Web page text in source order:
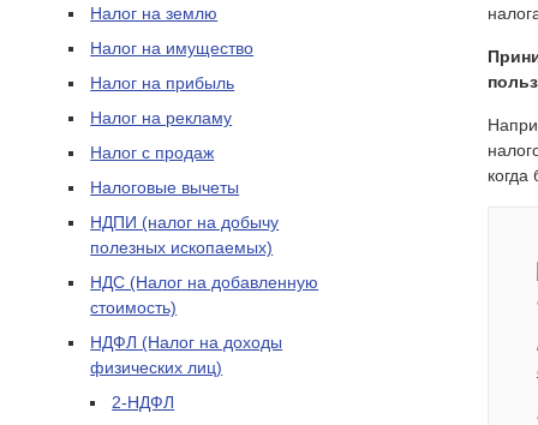
Налог на землю
Налог на имущество
Налог на прибыль
Налог на рекламу
Налог с продаж
Налоговые вычеты
НДПИ (налог на добычу
полезных ископаемых)
НДС (Налог на добавленную
стоимость)
НДФЛ (Налог на доходы
физических лиц)
2-НДФЛ